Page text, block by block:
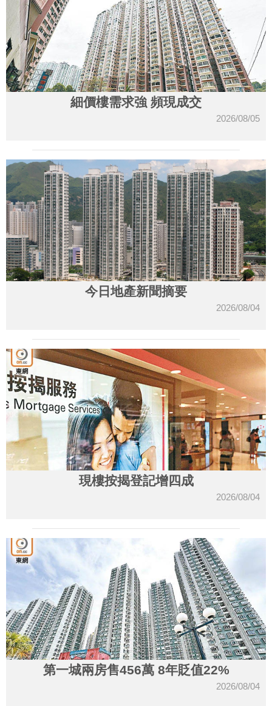
細價樓需求強 頻現成交
2026/08/05
今日地產新聞摘要
2026/08/04
現樓按揭登記增四成
2026/08/04
第一城兩房售456萬 8年貶值22%
2026/08/04